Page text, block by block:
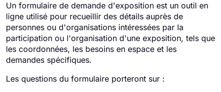
Un formulaire de demande d'exposition est un outil en
ligne utilisé pour recueillir des détails auprès de
personnes ou d'organisations intéressées par la
participation ou l'organisation d'une exposition, tels que
les coordonnées, les besoins en espace et les
demandes spécifiques.
Les questions du formulaire porteront sur :